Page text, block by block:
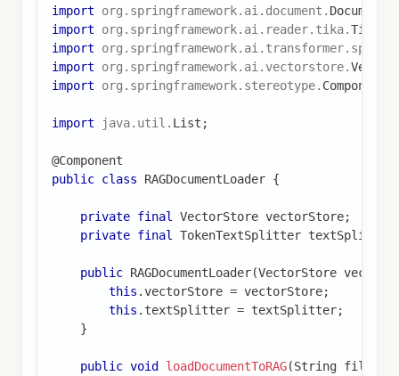
import
org . springframework. ai . document . Document
import
org . springframework. ai . reader. tika.
import
org . springframework. ai . transformer.
import
org . springframework. ai . vectorstore.
import
org . springframework. stereotype. Component
import java. util . List ;
@Component
public class RAGDocumentLoader {
private final VectorStore vectorStore;
private final TokenTextSplitter textSplitter
public RAGDocumentLoader(VectorStore
this .vectorStore = vectorStore;
this . textSplitter = textSplitter;
}
public void loadDocumentToRAG(String